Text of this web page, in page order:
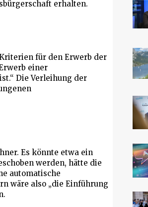
erhalten.
für den Erwerb der
einer
Die Verleihung der
Es könnte etwa ein
werden, hätte die
automatische
wäre also „die Einführung